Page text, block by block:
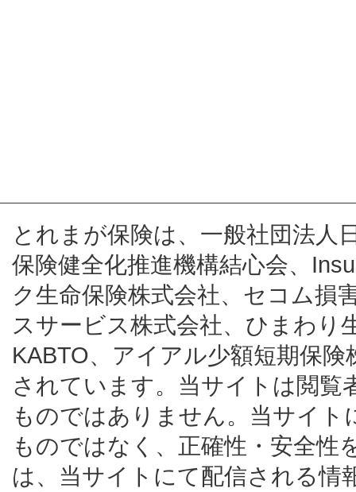
とれまが保険は、一般社団法人
保険健全化推進機構結心会、
ク生命保険株式会社、セコム損
スサービス株式会社、ひまわり
KABTO、アイアル少額短期保
されています。当サイトは閲覧
ものではありません。当サイ
ものではなく、正確性・安全性
は、当サイトにて配信される情